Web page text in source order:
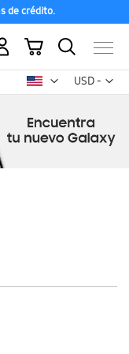
de crédito.
USD -
dólar
Mi carrito